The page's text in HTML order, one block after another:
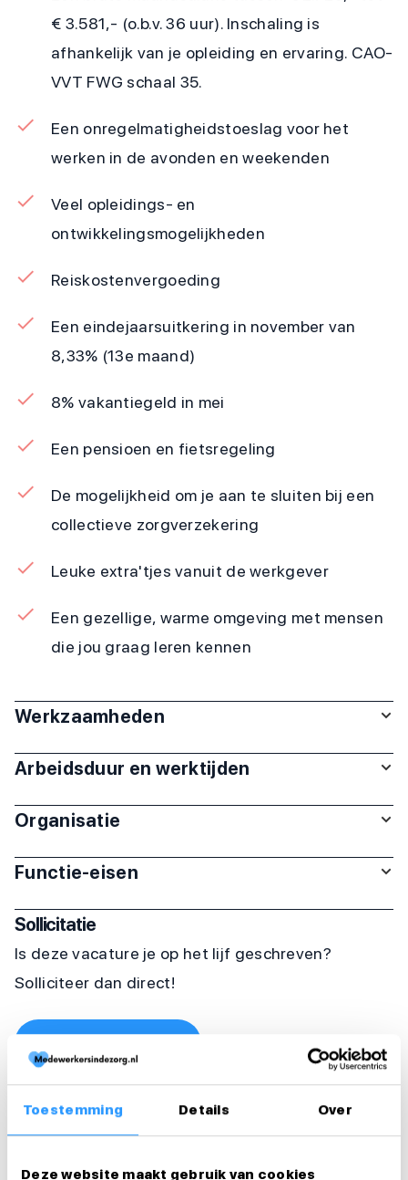
Toestemming Details Over
Deze website maakt gebruik van cookies
€ 3.581,- (o.b.v. 36 uur). Inschaling is
afhankelijk van je opleiding en ervaring. CAO-
VVT FWG schaal 35.
Een onregelmatigheidstoeslag voor het
werken in de avonden en weekenden
Veel opleidings- en
ontwikkelingsmogelijkheden
Reiskostenvergoeding
Een eindejaarsuitkering in november van
8,33% (13e maand)
8% vakantiegeld in mei
Een pensioen en fietsregeling
De mogelijkheid om je aan te sluiten bij een
collectieve zorgverzekering
Leuke extra'tjes vanuit de werkgever
Een gezellige, warme omgeving met mensen
die jou graag leren kennen
Werkzaamheden
Arbeidsduur en werktijden
Organisatie
Functie-eisen
Sollicitatie
Is deze vacature je op het lijf geschreven?
Solliciteer dan direct!
Solliciteer binnen 1 minuut
Deel deze vacature: